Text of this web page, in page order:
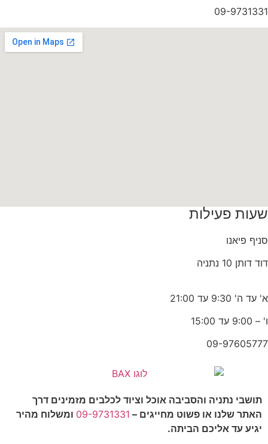
09-9731331
שעות פעילות
סניף פיאנו
דוד דותן 10 נתניה
א' עד ה' 9:30 עד 21:00
ו' – 9:00 עד 15:00
09-97605777
תושבי נתניה והסביבה אוכל וציוד לכלבים מזמינים דרך
האתר שלנו או פשוט מחייגים – 09-9731331 ומשלוח מהיר
יגיע עד אליכם הביתה.